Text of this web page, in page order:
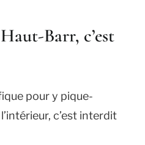
Barr, c’est
pour y pique-
c’est interdit